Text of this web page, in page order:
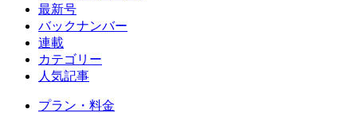
最新号
バックナンバー
連載
カテゴリー
人気記事
プラン・料金